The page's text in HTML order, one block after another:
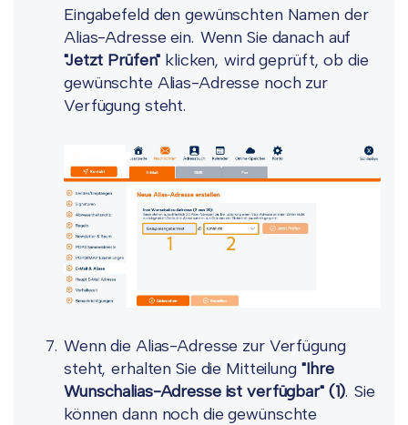
Eingabefeld den gewünschten Namen der
Alias-Adresse ein. Wenn Sie danach auf
"Jetzt Prüfen" klicken, wird geprüft, ob die
gewünschte Alias-Adresse noch zur
Verfügung steht.
Wenn die Alias-Adresse zur Verfügung
steht, erhalten Sie die Mitteilung "Ihre
Wunschalias-Adresse ist verfügbar" (1). Sie
können dann noch die gewünschte